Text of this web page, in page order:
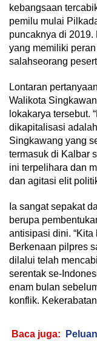
kebangsaan
pemilu mulai
puncaknya di
yang memiliki
salahseorang
Lontaran
Walikota
lokakarya tersebut.
dikapitalisasi
Singkawang yang
termasuk di Kalbar
ini terpelihara dan
dan agitasi elit
Ia sangat sepakat
berupa
antisipasi dini.
Berkenaan pilpres
dilalui telah
serentak se-
enam bulan
konflik.
Baca juga: